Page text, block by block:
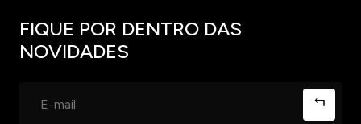
FIQUE POR DENTRO DAS
NOVIDADES